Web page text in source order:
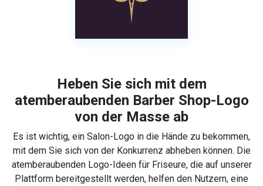
Heben Sie sich mit dem
atemberaubenden Barber Shop-Logo
von der Masse ab
Es ist wichtig, ein Salon-Logo in die Hände zu bekommen,
mit dem Sie sich von der Konkurrenz abheben können. Die
atemberaubenden Logo-Ideen für Friseure, die auf unserer
Plattform bereitgestellt werden, helfen den Nutzern, eine